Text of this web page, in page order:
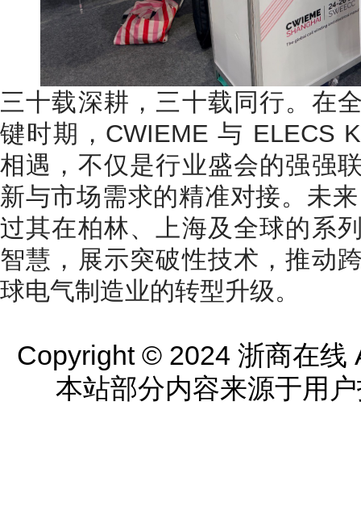
三十载深耕，三十载同行。在
键时期，CWIEME 与 ELECS
相遇，不仅是行业盛会的强强
新与市场需求的精准对接。未
过其在柏林、上海及全球的系
智慧，展示突破性技术，推动
球电气制造业的转型升级。
Copyright © 2024 浙商在线
本站部分内容来源于用